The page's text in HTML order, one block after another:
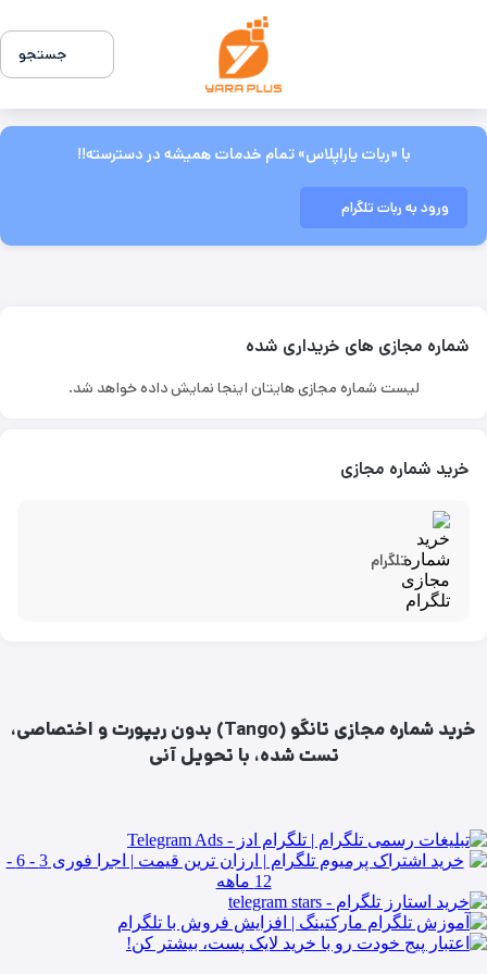
جستجو
با «ربات یاراپلاس» تمام خدمات همیشه در دسترسته!!
ورود به ربات تلگرام
شماره مجازی های خریداری شده
لیست شماره مجازی هایتان اینجا نمایش داده خواهد شد.
خرید شماره مجازی
تلگرام
خرید شماره مجازی تانگو (Tango) بدون ریپورت و اختصاصی،
تست شده، با تحویل آنی